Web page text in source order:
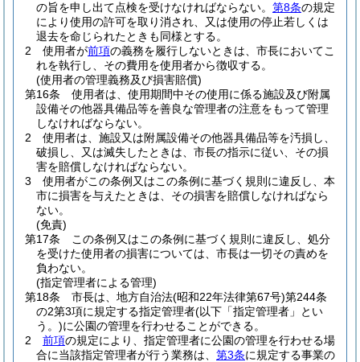
の旨を申し出て点検を受けなければならない。 第8条の規定
により使用の許可を取り消され、又は使用の停止若しくは
退去を命じられたときも同様とする。
2
使用者が前項の義務を履行しないときは、市長においてこ
れを執行し、その費用を使用者から徴収する。
(使用者の管理義務及び損害賠償)
第16条
使用者は、使用期間中その使用に係る施設及び附属
設備その他器具備品等を善良な管理者の注意をもって管理
しなければならない。
2
使用者は、施設又は附属設備その他器具備品等を汚損し、
破損し、又は滅失したときは、市長の指示に従い、その損
害を賠償しなければならない。
3
使用者がこの条例又はこの条例に基づく規則に違反し、本
市に損害を与えたときは、その損害を賠償しなければなら
ない。
(免責)
第17条
この条例又はこの条例に基づく規則に違反し、処分
を受けた使用者の損害については、市長は一切その責めを
負わない。
(指定管理者による管理)
第18条
市長は、地方自治法(昭和22年法律第67号)第244条
の2第3項に規定する指定管理者(以下「指定管理者」とい
う。)に公園の管理を行わせることができる。
2
前項の規定により、指定管理者に公園の管理を行わせる場
合に当該指定管理者が行う業務は、 第3条に規定する事業の